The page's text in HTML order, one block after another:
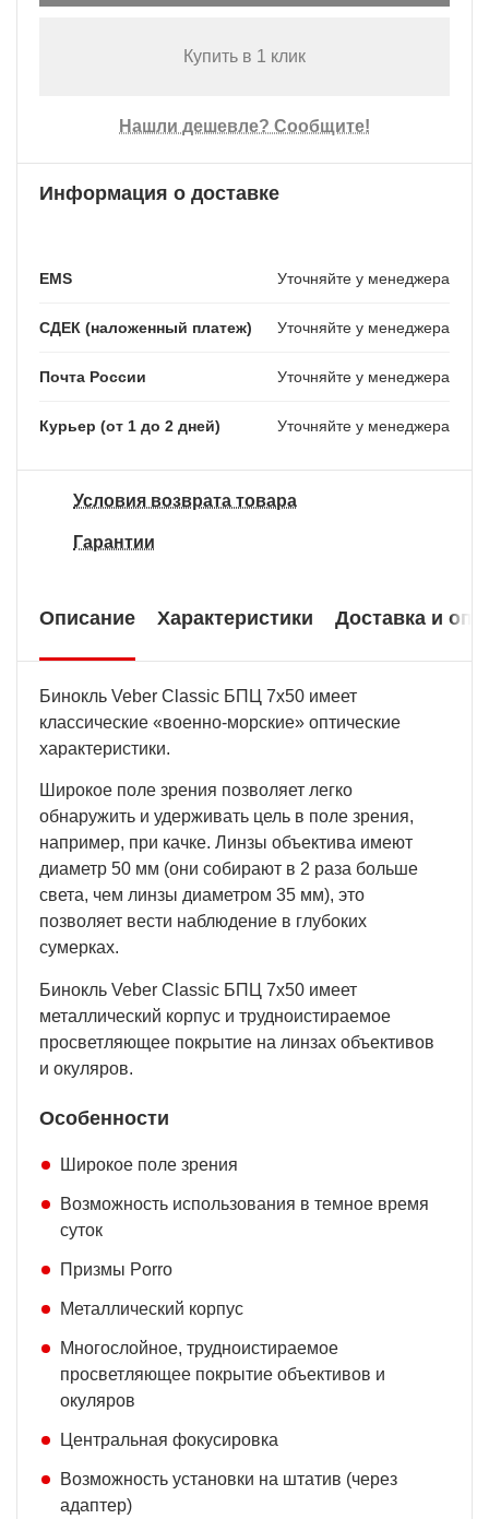
Купить в 1 клик
Нашли дешевле? Сообщите!
Информация о доставке
EMS Уточняйте у менеджера
СДЕК (наложенный платеж) Уточняйте у менеджера
Почта России Уточняйте у менеджера
Курьер (от 1 до 2 дней) Уточняйте у менеджера
Условия возврата товара
Гарантии
Описание Характеристики Доставка и
Бинокль Veber Classic БПЦ 7x50 имеет
классические «военно-морские» оптические
характеристики.
Широкое поле зрения позволяет легко
обнаружить и удерживать цель в поле зрения,
например, при качке. Линзы объектива имеют
диаметр 50 мм (они собирают в 2 раза больше
света, чем линзы диаметром 35 мм), это
позволяет вести наблюдение в глубоких
сумерках.
Бинокль Veber Classic БПЦ 7x50 имеет
металлический корпус и трудноистираемое
просветляющее покрытие на линзах объективов
и окуляров.
Особенности
Широкое поле зрения
Возможность использования в темное время
суток
Призмы Porro
Металлический корпус
Многослойное, трудноистираемое
просветляющее покрытие объективов и
окуляров
Центральная фокусировка
Возможность установки на штатив (через
адаптер)